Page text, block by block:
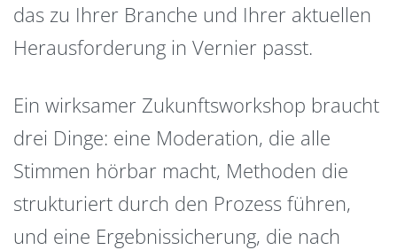
das zu Ihrer Branche und Ihrer aktuellen
Herausforderung in Vernier passt.
Ein wirksamer Zukunftsworkshop braucht
drei Dinge: eine Moderation, die alle
Stimmen hörbar macht, Methoden die
strukturiert durch den Prozess führen,
und eine Ergebnissicherung, die nach